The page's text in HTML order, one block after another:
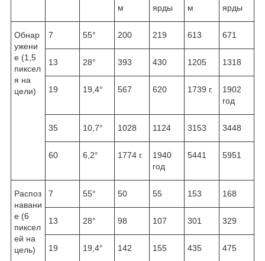
м ярды м ярды
Обнар
ужени
е (1,5
пиксел
я на
цели)
7 55° 200 219 613 671
13 28° 393 430 1205 1318
19 19,4° 567 620 1739 г.
1902
год
35 10,7° 1028 1124 3153 3448
60 6,2° 1774 г.
1940
год
5441 5951
Распоз
навани
е (6
пиксел
ей на
цель)
7 55° 50 55 153 168
13 28° 98 107 301 329
19 19,4° 142 155 435 475